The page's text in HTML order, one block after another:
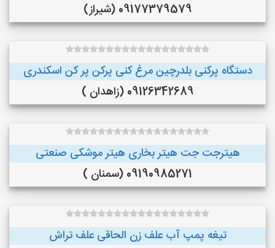
09177379579 (شیراز)
دستگاه پرکنی بلدرچین مرغ کنی پرکن پر کن اسکندری
09126342689 (زاهدان )
هیترجت جت هیتر بخاری هیتر موشکی صنعتی
09190985271 (سمنان )
تیغه پمپ آب علف زن الحاقی علف تراش